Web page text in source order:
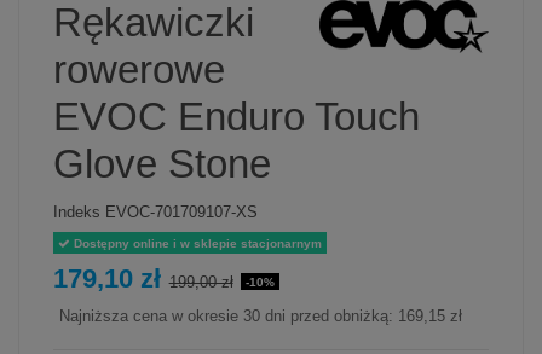
Rękawiczki
rowerowe
EVOC Enduro Touch
Glove Stone
Indeks EVOC-701709107-XS
Dostępny online i w sklepie stacjonarnym
179,10 zł 199,00 zł -10%
Najniższa cena w okresie 30 dni przed obniżką: 169,15 zł